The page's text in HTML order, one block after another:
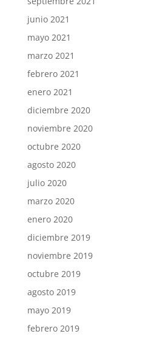
junio 2021
mayo 2021
marzo 2021
febrero 2021
enero 2021
diciembre 2020
noviembre 2020
octubre 2020
agosto 2020
julio 2020
marzo 2020
enero 2020
diciembre 2019
noviembre 2019
octubre 2019
agosto 2019
mayo 2019
febrero 2019